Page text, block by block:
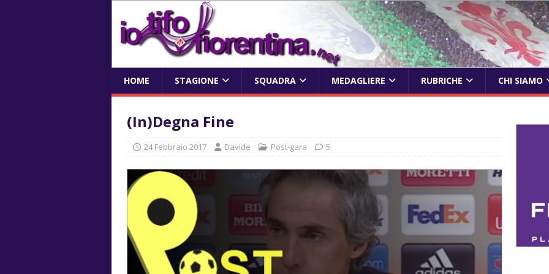
HOME STAGIONE SQUADRA MEDAGLIERE RUBRICHE CHI SIAMO
(In)Degna Fine
24 Febbraio 2017 Davide Post-gara 5